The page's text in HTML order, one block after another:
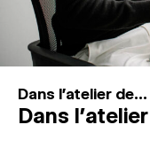
Connexion
↓
Dans l'atelier de...
Dans